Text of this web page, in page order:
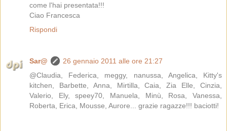
come l'hai presentata!!!
Ciao Francesca
Rispondi
Sar@
26 gennaio 2011 alle ore 21:27
@Claudia, Federica, meggy, nanussa, Angelica, Kitty's
kitchen, Barbette, Anna, Mirtilla, Caia, Zia Elle, Cinzia,
Valerio, Ely, speey70, Manuela, Minù, Rosa, Vanessa,
Roberta, Erica, Mousse, Aurore... grazie ragazze!!! baciotti!